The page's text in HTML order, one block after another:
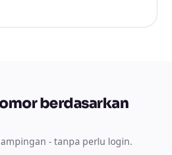
berdasarkan
- tanpa perlu login.